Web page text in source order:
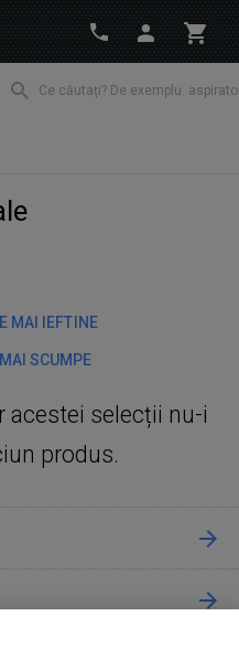
MAI IEFTINE
SCUMPE
acestei selecții nu-i
produs.